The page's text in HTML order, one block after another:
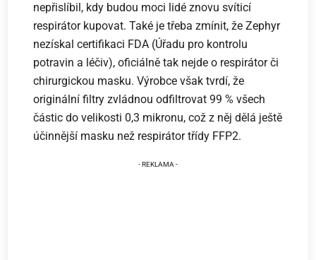
nepřislíbil, kdy budou moci lidé znovu svíticí
respirátor kupovat. Také je třeba zmínit, že Zephyr
nezískal certifikaci FDA (Úřadu pro kontrolu
potravin a léčiv), oficiálně tak nejde o respirátor či
chirurgickou masku. Výrobce však tvrdí, že
originální filtry zvládnou odfiltrovat 99 % všech
částic do velikosti 0,3 mikronu, což z něj dělá ještě
účinnější masku než respirátor třídy FFP2.